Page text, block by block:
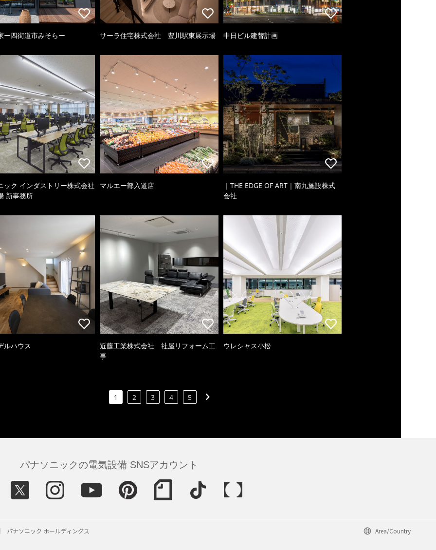
ー四街道市みそらー サーラ住宅株式会社 豊川駅東展示場 中日ビル建替計画
ック インダストリー株式会社
新事務所
マルエー部入道店
｜THE EDGE OF ART｜南九施設株式
会社
ルハウス
近藤工業株式会社 社屋リフォーム工
事
ウレシャス小松
1 2 3 4 5
パナソニックの電気設備 SNSアカウント
パナソニック ホールディングス Area/Country